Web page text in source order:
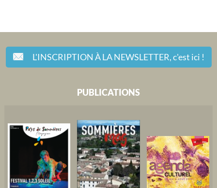
L'INSCRIPTION À LA NEWSLETTER,c'est ici !
PUBLICATIONS